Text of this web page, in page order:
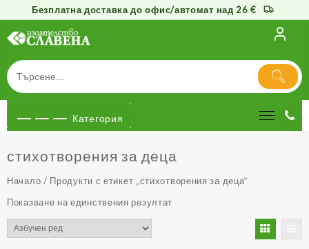
Безплатна доставка до офис/автомат над 26 €
съдържанието
Категория
стихотворения за деца
Начало / Продукти с етикет „стихотворения за деца“
Показване на единствения резултат